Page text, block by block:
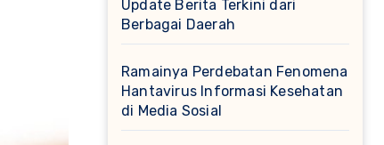
Update Berita Terkini dari
Berbagai Daerah
Ramainya Perdebatan Fenomena
Hantavirus Informasi Kesehatan
di Media Sosial